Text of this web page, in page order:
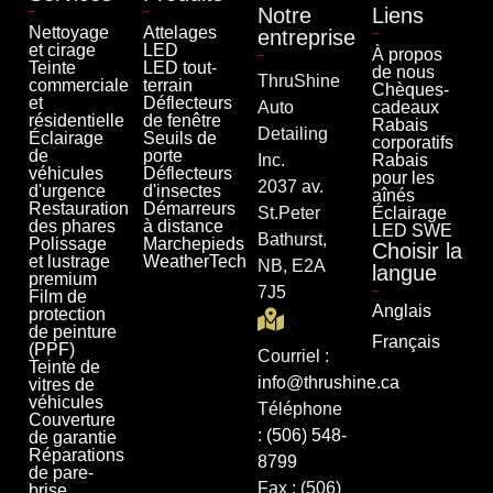
Nettoyage
et cirage
Teinte
commerciale
et
résidentielle
Éclairage
de
véhicules
d'urgence
Restauration
des phares
Polissage
et lustrage
premium
Film de
protection
de peinture
(PPF)
Teinte de
vitres de
véhicules
Couverture
de garantie
Réparations
de pare-
Attelages
LED
LED tout-
terrain
Déflecteurs
de fenêtre
Seuils de
porte
Déflecteurs
d'insectes
Démarreurs
à distance
Marchepieds
WeatherTech
Notre
entreprise
ThruShine
Auto
Detailing
Inc.
2037 av.
St.Peter
Bathurst,
NB, E2A
7J5
Courriel :
info@thrushine.ca
Téléphone
: (506) 548-
8799
Fax : (506)
Liens
À propos
de nous
Chèques-
cadeaux
Rabais
corporatifs
Rabais
pour les
aînés
Éclairage
LED SWE
Choisir la
langue
Anglais
Français